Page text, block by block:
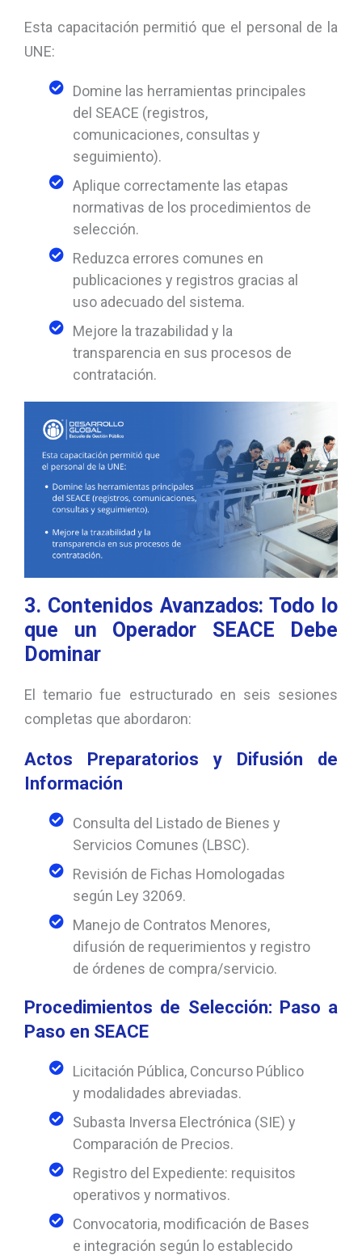
Esta capacitación permitió que el personal de la
UNE:
Domine las herramientas principales
del SEACE (registros,
comunicaciones, consultas y
seguimiento).
Aplique correctamente las etapas
normativas de los procedimientos de
selección.
Reduzca errores comunes en
publicaciones y registros gracias al
uso adecuado del sistema.
Mejore la trazabilidad y la
transparencia en sus procesos de
contratación.
3. Contenidos Avanzados: Todo lo
que un Operador SEACE Debe
Dominar
El temario fue estructurado en seis sesiones
completas que abordaron:
Actos Preparatorios y Difusión de
Información
Consulta del Listado de Bienes y
Servicios Comunes (LBSC).
Revisión de Fichas Homologadas
según Ley 32069.
Manejo de Contratos Menores,
difusión de requerimientos y registro
de órdenes de compra/servicio.
Procedimientos de Selección: Paso a
Paso en SEACE
Licitación Pública, Concurso Público
y modalidades abreviadas.
Subasta Inversa Electrónica (SIE) y
Comparación de Precios.
Registro del Expediente: requisitos
operativos y normativos.
Convocatoria, modificación de Bases
e integración según lo establecido